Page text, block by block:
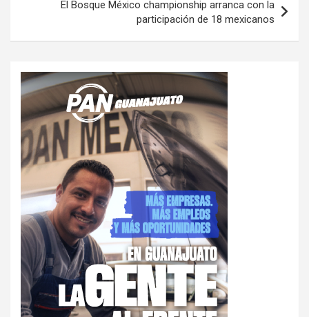
El Bosque México championship arranca con la
participación de 18 mexicanos